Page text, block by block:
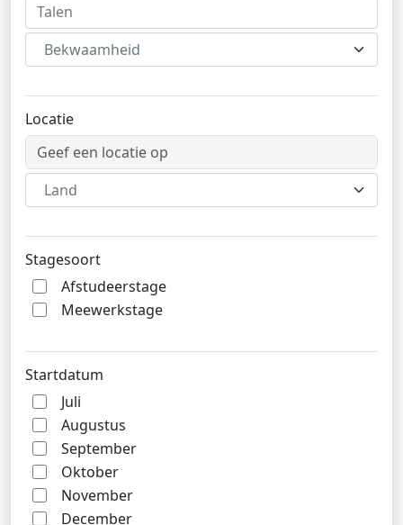
Bekwaamheid
Locatie
Land
Stagesoort
Afstudeerstage
Meewerkstage
Startdatum
Juli
Augustus
September
Oktober
November
December